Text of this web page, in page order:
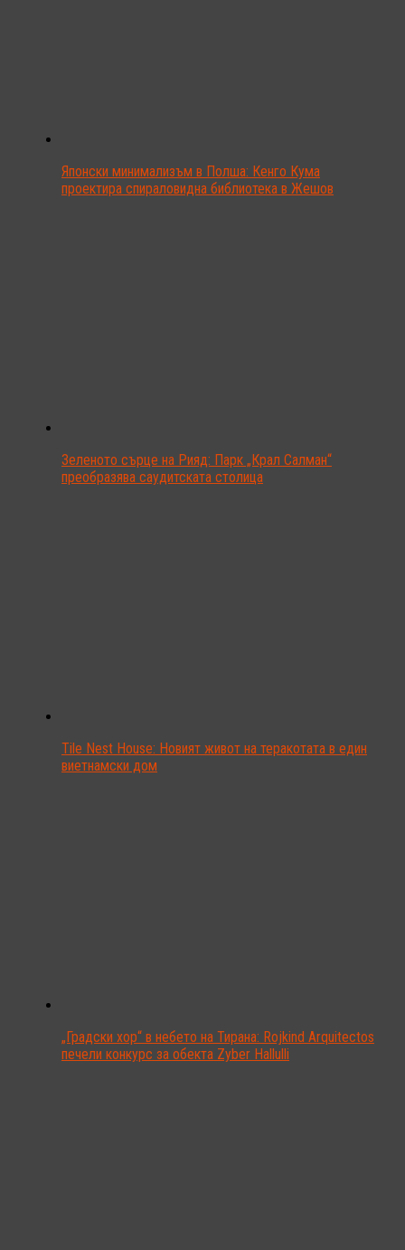
Японски минимализъм в Полша: Кенго Кума
проектира спираловидна библиотека в Жешов
Зеленото сърце на Рияд: Парк „Крал Салман“
преобразява саудитската столица
Tile Nest House: Новият живот на теракотата в един
виетнамски дом
„Градски хор“ в небето на Тирана: Rojkind Arquitectos
печели конкурс за обекта Zyber Hallulli